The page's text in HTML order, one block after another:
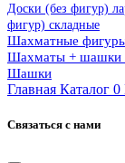
Доски (без фигур)
фигур) складные
Шахматные
Шахматы + шашки
Шашки
Главная Каталог 0
Связаться с нами